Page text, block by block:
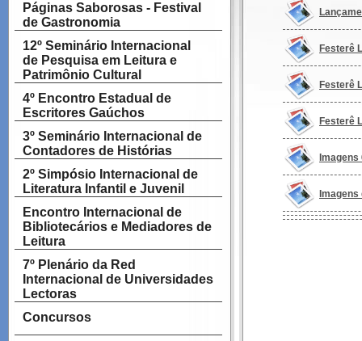
Páginas Saborosas - Festival
de Gastronomia
12º Seminário Internacional
de Pesquisa em Leitura e
Patrimônio Cultural
4º Encontro Estadual de
Escritores Gaúchos
3º Seminário Internacional de
Contadores de Histórias
2º Simpósio Internacional de
Literatura Infantil e Juvenil
Encontro Internacional de
Bibliotecários e Mediadores de
Leitura
7º Plenário da Red
Internacional de Universidades
Lectoras
Concursos
Festerê
Festerê
Festerê
Imagens
Imagens